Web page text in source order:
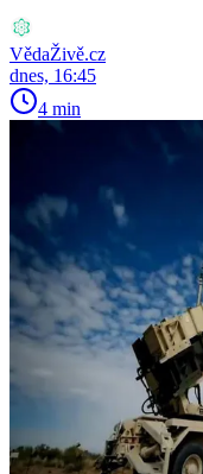
VědaŽivě.cz
dnes, 16:45
4 min